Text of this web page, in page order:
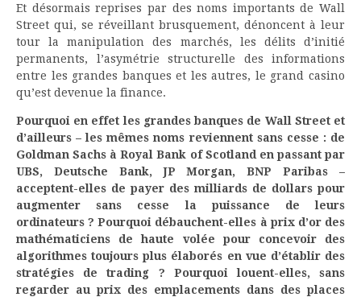
Et désormais reprises par des noms importants de Wall
Street qui, se réveillant brusquement, dénoncent à leur
tour la manipulation des marchés, les délits d’initié
permanents, l’asymétrie structurelle des informations
entre les grandes banques et les autres, le grand casino
qu’est devenue la finance.
Pourquoi en effet les grandes banques de Wall Street et
d’ailleurs – les mêmes noms reviennent sans cesse : de
Goldman Sachs à Royal Bank of Scotland en passant par
UBS, Deutsche Bank, JP Morgan, BNP Paribas –
acceptent-elles de payer des milliards de dollars pour
augmenter sans cesse la puissance de leurs
ordinateurs ? Pourquoi débauchent-elles à prix d’or des
mathématiciens de haute volée pour concevoir des
algorithmes toujours plus élaborés en vue d’établir des
stratégies de trading ? Pourquoi louent-elles, sans
regarder au prix des emplacements dans des places